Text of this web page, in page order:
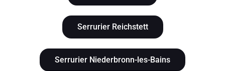
Serrurier Reichstett
Serrurier Niederbronn-les-Bains